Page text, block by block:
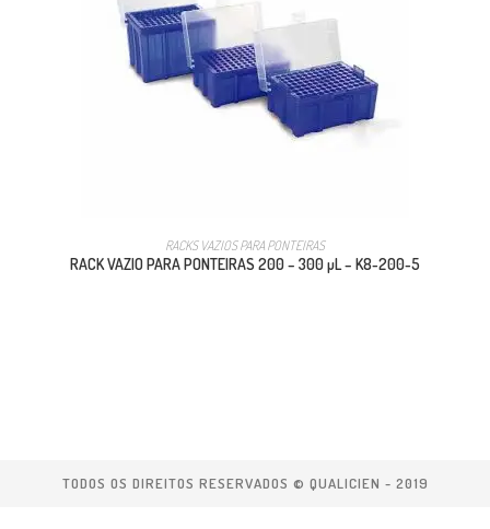
RACKS VAZIOS PARA PONTEIRAS
RACK VAZIO PARA PONTEIRAS 200 – 300 µL – K8-200-5
TODOS OS DIREITOS RESERVADOS © QUALICIEN - 2019